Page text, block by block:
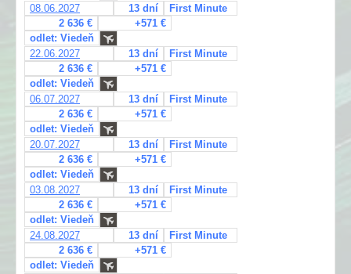
08.06.2027
13 dní
First Minute
2 636 €
+571 €
odlet: Viedeň
22.06.2027
13 dní
First Minute
2 636 €
+571 €
odlet: Viedeň
06.07.2027
13 dní
First Minute
2 636 €
+571 €
odlet: Viedeň
20.07.2027
13 dní
First Minute
2 636 €
+571 €
odlet: Viedeň
03.08.2027
13 dní
First Minute
2 636 €
+571 €
odlet: Viedeň
24.08.2027
13 dní
First Minute
2 636 €
+571 €
odlet: Viedeň